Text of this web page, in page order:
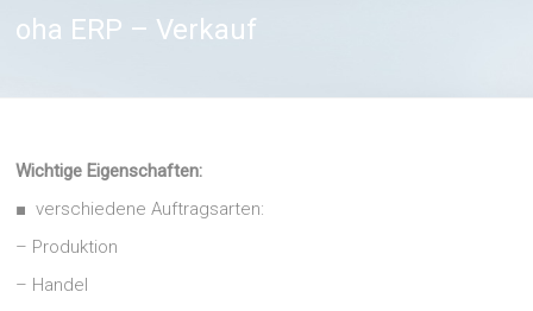
HAAS-
IT
oha ERP – Verkauf
Wichtige Eigenschaften:
■ verschiedene Auftragsarten:
– Produktion
– Handel